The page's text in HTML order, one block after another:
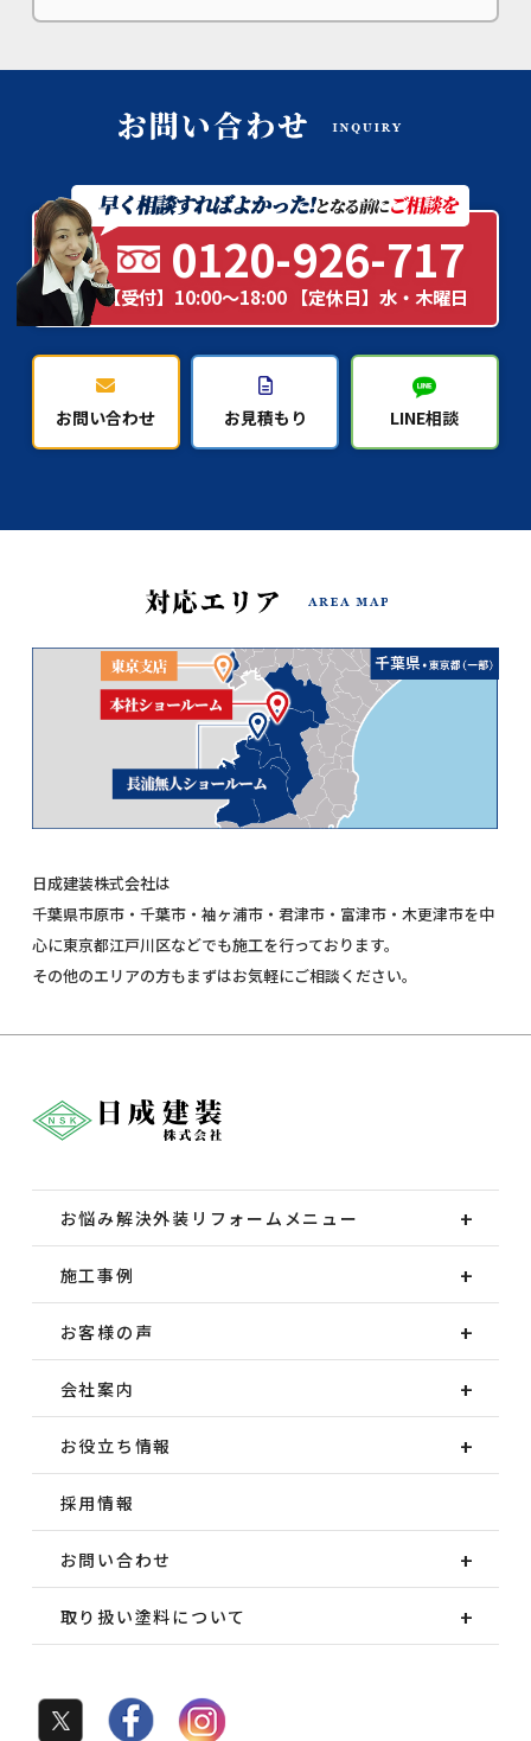
0120-926-717
【受付】10:00～18:00 【定休日】水・木曜日
お問い合わせ お見積もり LINE相談
日成建装株式会社は
千葉県市原市・千葉市・袖ヶ浦市・君津市・富津市・木更津市を中
心に東京都江戸川区などでも施工を行っております。
その他のエリアの方もまずはお気軽にご相談ください。
お悩み解決外装 リフォームメニュー
施工事例
お客様の声
会社案内
お役立ち情報
採用情報
お問い合わせ
取り扱い塗料について